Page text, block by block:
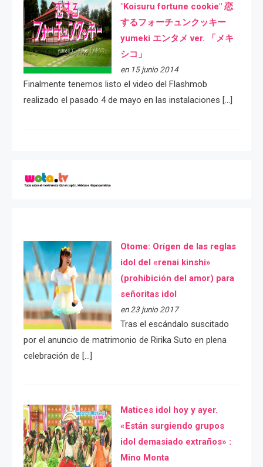
"Koisuru fortune cookie" 恋
するフォーチュンクッキー
yumeki エンタメ ver. 「メキ
シコ」
en 15 junio 2014
Finalmente tenemos listo el video del Flashmob
realizado el pasado 4 de mayo en las instalaciones […]
Otome: Orígen de las reglas
idol del «renai kinshi»
(prohibición del amor) para
señoritas idol
en 23 junio 2017
Tras el escándalo suscitado
por el anuncio de matrimonio de Ririka Suto en plena
celebración de […]
Matices idol hoy y ayer.
«Están surgiendo grupos
idol demasiado extraños» :
Mino Monta